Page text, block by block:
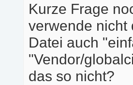
return
}
}
Kurze Frage
verwende nicht
Datei auch
"Vendor/
das so nicht?